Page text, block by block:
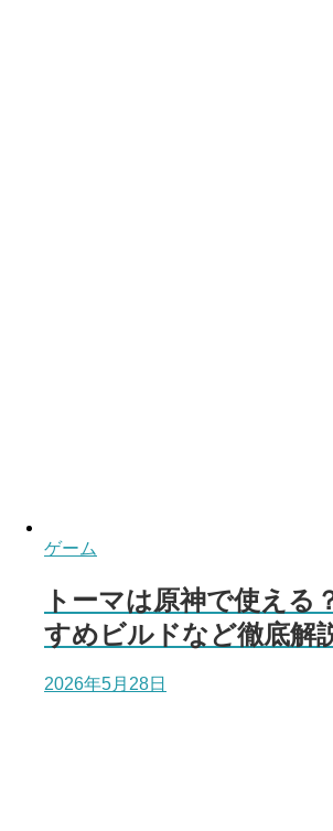
ゲーム
トーマは原神で使える
すめビルドなど徹底解
2026年5月28日